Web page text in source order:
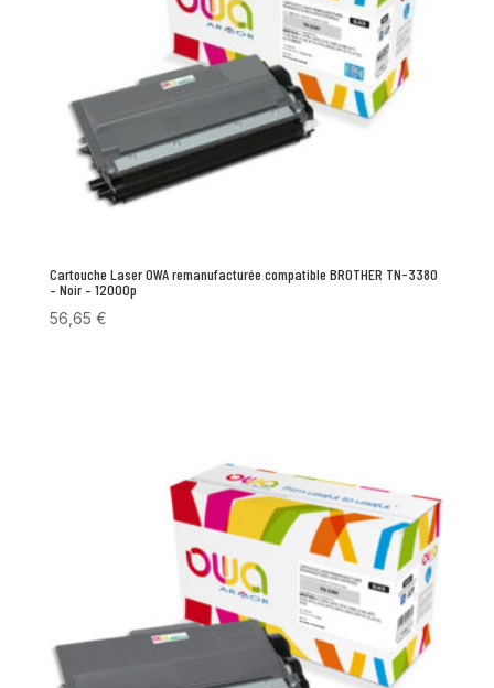
Cartouche Laser OWA remanufacturée compatible BROTHER TN-3380
– Noir – 12000p
56,65 €